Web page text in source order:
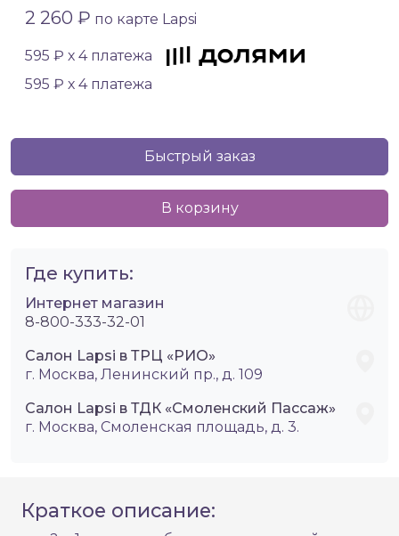
2 260 ₽ по карте Lapsi
595 ₽ х 4 платежа
595 ₽ х 4 платежа
Быстрый заказ
В корзину
Где купить:
Интернет магазин
8-800-333-32-01
Салон Lapsi в ТРЦ «РИО»
г. Москва, Ленинский пр., д. 109
Салон Lapsi в ТДК «Смоленский Пассаж»
г. Москва, Смоленская площадь, д. 3.
Краткое описание: